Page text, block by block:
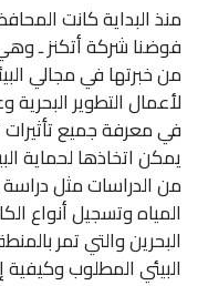
منذ البداية كانت
فوضنا شركة أتكنز ـ
من خبرتها في مجالي
لأعمال التطوير
في معرفة جميع
يمكن اتخاذها لحماية
من الدراسات مثل
المياه وتسجيل أنواع
البحرين والتي تمر
البيئي المطلوب